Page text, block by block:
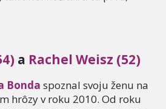
a Rachel Weisz (52)
Bonda spoznal svoju ženu na
hrôzy v roku 2010. Od roku